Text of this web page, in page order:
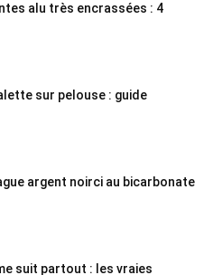
alu très encrassées : 4
sur pelouse : guide
argent noirci au bicarbonate
suit partout : les vraies